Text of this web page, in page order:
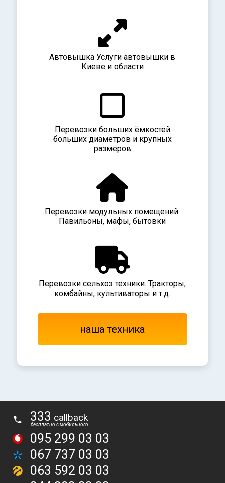
Автовышка Услуги автовышки в
Киеве и области
Перевозки больших ёмкостей
больших диаметров и крупных
размеров
Перевозки модульных помещений.
Павильоны, мафы, бытовки
Перевозки сельхоз техники. Тракторы,
комбайны, культиваторы и т.д.
наша техника
333 callback
беcплатно с мобильного
095 299 03 03
067 737 03 03
063 592 03 03